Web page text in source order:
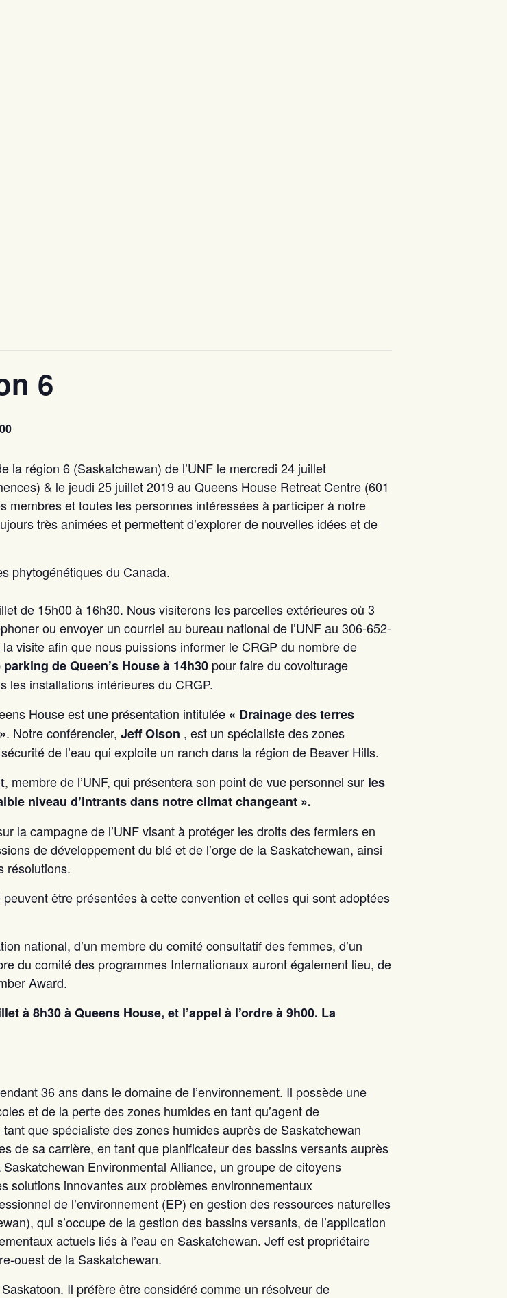
6
la région 6 (Saskatchewan) de l’UNF le mercredi 24 juillet
& le jeudi 25 juillet 2019 au Queens House Retreat Centre (601
membres et toutes les personnes intéressées à participer à notre
très animées et permettent d’explorer de nouvelles idées et de
phytogénétiques du Canada.
de 15h00 à 16h30. Nous visiterons les parcelles extérieures où 3
ou envoyer un courriel au bureau national de l’UNF au 306-652-
visite afin que nous puissions informer le CRGP du nombre de
de Queen’s House à 14h30 pour faire du covoiturage
les installations intérieures du CRGP.
House est une présentation intitulée « Drainage des terres
. Notre conférencier, Jeff Olson , est un spécialiste des zones
de l’eau qui exploite un ranch dans la région de Beaver Hills.
, membre de l’UNF, qui présentera son point de vue personnel sur les
niveau d’intrants dans notre climat changeant ».
la campagne de l’UNF visant à protéger les droits des fermiers en
de développement du blé et de l’orge de la Saskatchewan, ainsi
résolutions.
être présentées à cette convention et celles qui sont adoptées
national, d’un membre du comité consultatif des femmes, d’un
du comité des programmes Internationaux auront également lieu, de
Award.
à 8h30 à Queens House, et l’appel à l’ordre à 9h00. La
36 ans dans le domaine de l’environnement. Il possède une
et de la perte des zones humides en tant qu’agent de
que spécialiste des zones humides auprès de Saskatchewan
de sa carrière, en tant que planificateur des bassins versants auprès
Environmental Alliance, un groupe de citoyens
solutions innovantes aux problèmes environnementaux
de l’environnement (EP) en gestion des ressources naturelles
qui s’occupe de la gestion des bassins versants, de l’application
actuels liés à l’eau en Saskatchewan. Jeff est propriétaire
ouest de la Saskatchewan.
Il préfère être considéré comme un résolveur de